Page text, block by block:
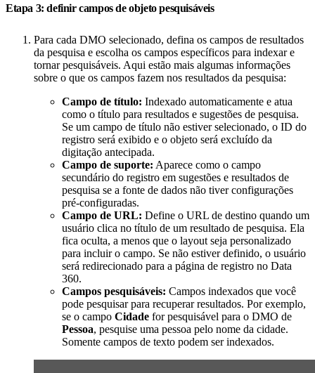
Etapa 3: definir campos de objeto pesquisáveis
Para cada DMO selecionado, defina os campos de resultados
da pesquisa e escolha os campos específicos para indexar e
tornar pesquisáveis. Aqui estão mais algumas informações
sobre o que os campos fazem nos resultados da pesquisa:
Campo de título: Indexado automaticamente e atua
como o título para resultados e sugestões de pesquisa.
Se um campo de título não estiver selecionado, o ID do
registro será exibido e o objeto será excluído da
digitação antecipada.
Campo de suporte: Aparece como o campo
secundário do registro em sugestões e resultados de
pesquisa se a fonte de dados não tiver configurações
pré-configuradas.
Campo de URL: Define o URL de destino quando um
usuário clica no título de um resultado de pesquisa. Ela
fica oculta, a menos que o layout seja personalizado
para incluir o campo. Se não estiver definido, o usuário
será redirecionado para a página de registro no Data
360.
Campos pesquisáveis: Campos indexados que você
pode pesquisar para recuperar resultados. Por exemplo,
se o campo Cidade for pesquisável para o DMO de
Pessoa, pesquise uma pessoa pelo nome da cidade.
Somente campos de texto podem ser indexados.